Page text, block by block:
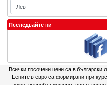
Последвайте ни
Всички посочени цени са в български
Цените в евро са формирани при